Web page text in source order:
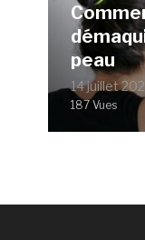
peau
14 juillet
187 Vues